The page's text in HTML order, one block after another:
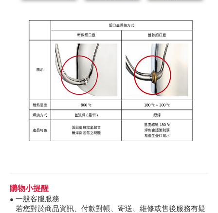
購物小提醒
● 一般客服服務
若您對於商品資訊、付款對帳、寄送、維修或售後服務有疑